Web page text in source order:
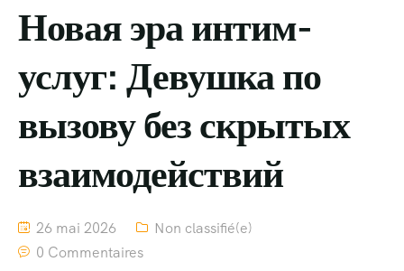
Новая эра интим-
услуг: Девушка по
вызову без скрытых
взаимодействий
26 mai 2026
Non classifié(e)
0 Commentaires